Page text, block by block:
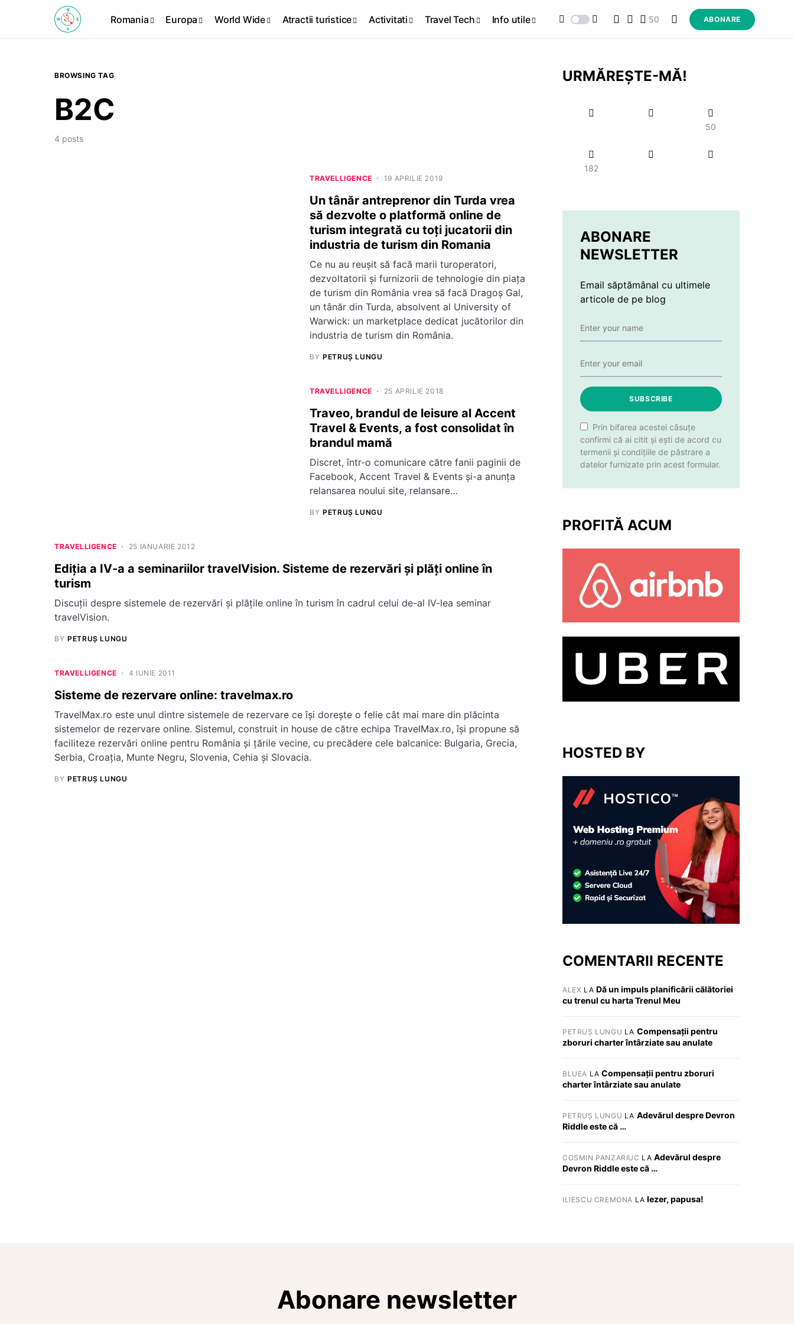
Romania Europa World Wide Atractii turistice Activitati Travel Tech Info utile 50 ABONARE
BROWSING TAG
B2C
4 posts
TRAVELLIGENCE 19 APRILIE 2019
Un tânăr antreprenor din Turda vrea
să dezvolte o platformă online de
turism integrată cu toți jucatorii din
industria de turism din Romania
Ce nu au reușit să facă marii turoperatori,
dezvoltatorii și furnizorii de tehnologie din piața
de turism din România vrea să facă Dragoș Gal,
un tânăr din Turda, absolvent al University of
Warwick: un marketplace dedicat jucătorilor din
industria de turism din România.
BY PETRUȘ LUNGU
TRAVELLIGENCE 25 APRILIE 2018
Traveo, brandul de leisure al Accent
Travel & Events, a fost consolidat în
brandul mamă
Discret, într-o comunicare către fanii paginii de
Facebook, Accent Travel & Events și-a anunța
relansarea noului site, relansare…
BY PETRUȘ LUNGU
TRAVELLIGENCE 25 IANUARIE 2012
Ediția a IV-a a seminariilor travelVision. Sisteme de rezervări și plăți online în
turism
Discuții despre sistemele de rezervări și plățile online în turism în cadrul celui de-al IV-lea seminar
travelVision.
BY PETRUȘ LUNGU
TRAVELLIGENCE 4 IUNIE 2011
Sisteme de rezervare online: travelmax.ro
TravelMax.ro este unul dintre sistemele de rezervare ce îşi doreşte o felie cât mai mare din plăcinta
sistemelor de rezervare online. Sistemul, construit in house de către echipa TravelMax.ro, îşi propune să
faciliteze rezervări online pentru România şi ţările vecine, cu precădere cele balcanice: Bulgaria, Grecia,
Serbia, Croaţia, Munte Negru, Slovenia, Cehia şi Slovacia.
BY PETRUȘ LUNGU
URMĂREȘTE-MĂ!
50
182
ABONARE
NEWSLETTER
Email săptămânal cu ultimele
articole de pe blog
SUBSCRIBE
Prin bifarea acestei căsuțe
confirmi că ai citit și ești de acord cu
termenii și condițiile de păstrare a
datelor furnizate prin acest formular.
PROFITĂ ACUM
HOSTED BY
COMENTARII RECENTE
ALEX LA Dă un impuls planificării călătoriei
cu trenul cu harta Trenul Meu
PETRUȘ LUNGU LA Compensații pentru
zboruri charter întârziate sau anulate
BLUEA LACompensații pentru zboruri
charter întârziate sau anulate
PETRUȘ LUNGU LA Adevărul despre Devron
Riddle este că …
COSMIN PANZARIUC LA Adevărul despre
Devron Riddle este că …
ILIESCU CREMONA LA Iezer, papusa!
Abonare newsletter